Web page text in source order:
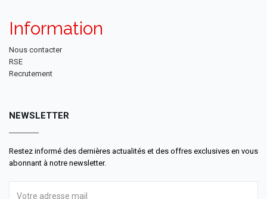
Information
Nous contacter
RSE
Recrutement
NEWSLETTER
Restez informé des dernières actualités et des offres exclusives en vous
abonnant à notre newsletter.